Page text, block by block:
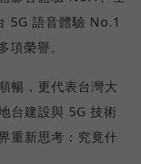
5G 語音體驗 No.1
榮譽。
暢，更代表台灣大
台建設與 5G 技術
重新思考：究竟什